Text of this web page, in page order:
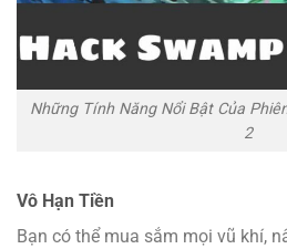
Những Tính Năng Nổi Bật Của
2
Vô Hạn Tiền
Bạn có thể mua sắm mọi vũ khí,